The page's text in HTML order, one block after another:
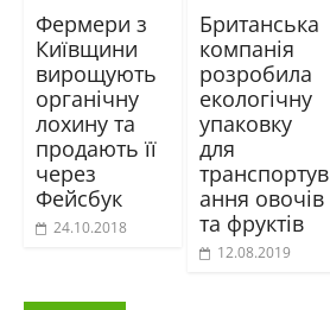
Фермери з
Київщини
вирощують
органічну
лохину та
продають її
через
Фейсбук
24.10.2018
Британська
компанія
розробила
екологічну
упаковку
для
транспортув
ання овочів
та фруктів
12.08.2019